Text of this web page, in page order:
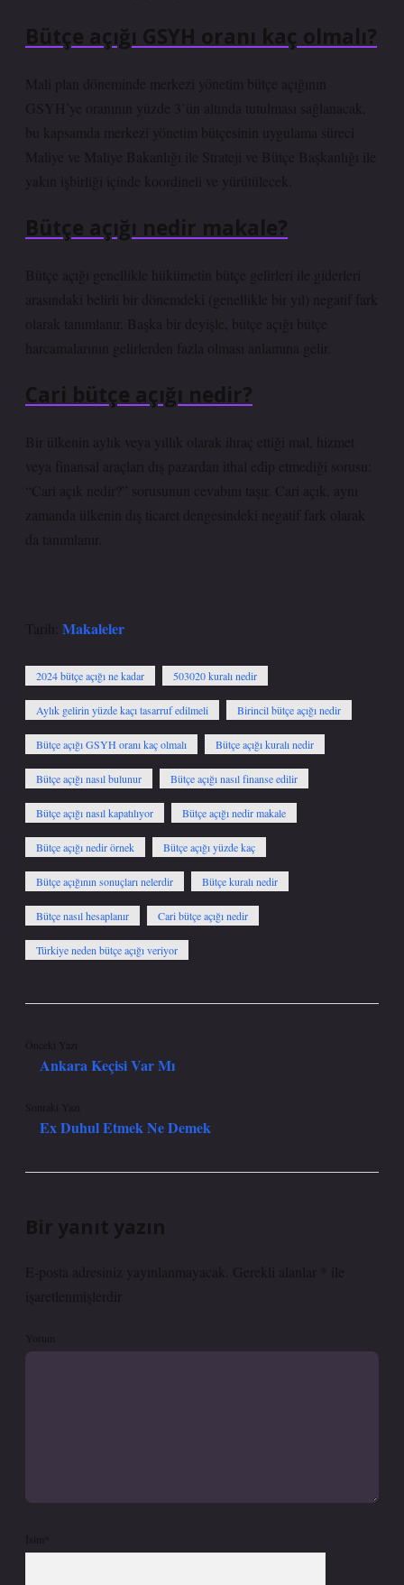
Bütçe açığı GSYH oranı kaç olmalı?
Mali plan döneminde merkezi yönetim bütçe açığının
GSYH’ye oranının yüzde 3’ün altında tutulması sağlanacak,
bu kapsamda merkezi yönetim bütçesinin uygulama süreci
Maliye ve Maliye Bakanlığı ile Strateji ve Bütçe Başkanlığı ile
yakın işbirliği içinde koordineli ve yürütülecek.
Bütçe açığı nedir makale?
Bütçe açığı genellikle hükümetin bütçe gelirleri ile giderleri
arasındaki belirli bir dönemdeki (genellikle bir yıl) negatif fark
olarak tanımlanır. Başka bir deyişle, bütçe açığı bütçe
harcamalarının gelirlerden fazla olması anlamına gelir.
Cari bütçe açığı nedir?
Bir ülkenin aylık veya yıllık olarak ihraç ettiği mal, hizmet
veya finansal araçları dış pazardan ithal edip etmediği sorusu:
“Cari açık nedir?” sorusunun cevabını taşır. Cari açık, aynı
zamanda ülkenin dış ticaret dengesindeki negatif fark olarak
da tanımlanır.
Tarih: Makaleler
2024 bütçe açığı ne kadar 503020 kuralı nedir
Aylık gelirin yüzde kaçı tasarruf edilmeli Birincil bütçe açığı nedir
Bütçe açığı GSYH oranı kaç olmalı Bütçe açığı kuralı nedir
Bütçe açığı nasıl bulunur Bütçe açığı nasıl finanse edilir
Bütçe açığı nasıl kapatılıyor Bütçe açığı nedir makale
Bütçe açığı nedir örnek Bütçe açığı yüzde kaç
Bütçe açığının sonuçları nelerdir Bütçe kuralı nedir
Bütçe nasıl hesaplanır Cari bütçe açığı nedir
Türkiye neden bütçe açığı veriyor
Önceki Yazı
Ankara Keçisi Var Mı
Sonraki Yazı
Ex Duhul Etmek Ne Demek
Bir yanıt yazın
E-posta adresiniz yayınlanmayacak. Gerekli alanlar
ile
işaretlenmişlerdir
Yorum
İsim*